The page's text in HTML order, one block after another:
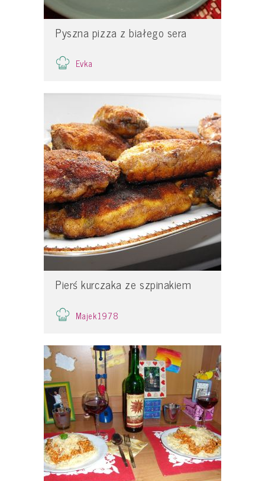
Pyszna pizza z białego sera
Evka
Pierś kurczaka ze szpinakiem
Majek1978